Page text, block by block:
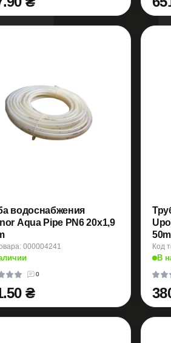
водоснабжения
Aqua Pipe PN6 20x1,9
000004241
0
₴
50m
Код
В